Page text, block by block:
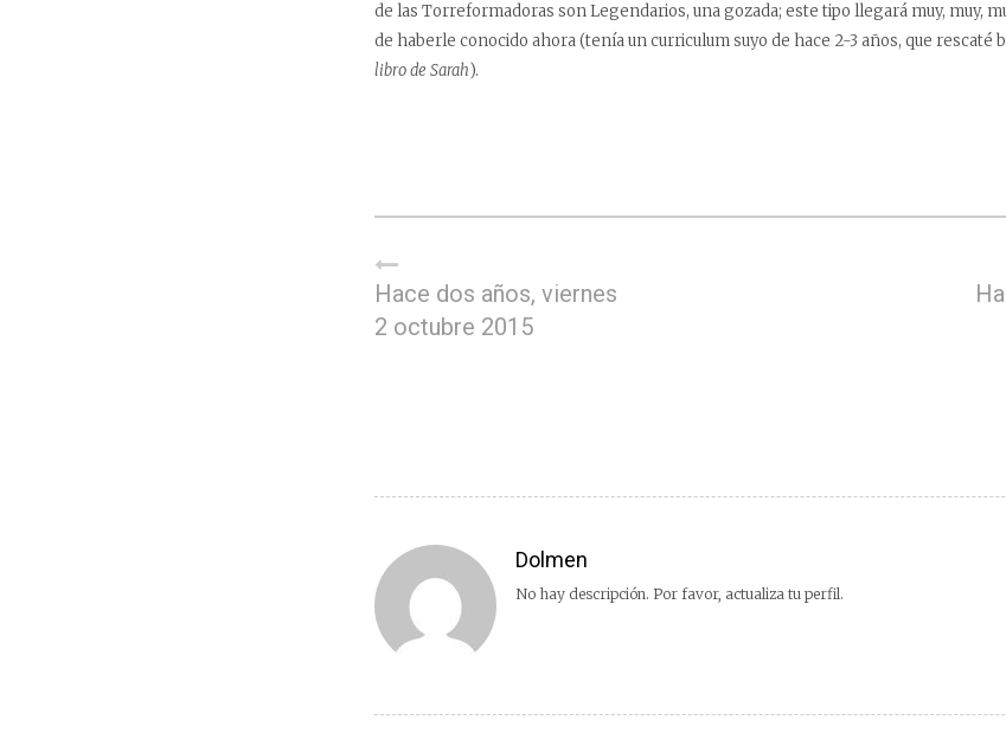
de las Torreformadoras son Legendarios, una gozada; este tipo llegará muy, muy,
de haberle conocido ahora (tenía un curriculum suyo de hace 2-3 años, que rescaté
libro de Sarah).
Hace dos años, viernes
2 octubre 2015
Dolmen
No hay descripción. Por favor, actualiza tu perfil.